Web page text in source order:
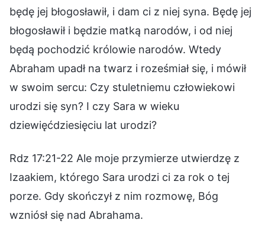
będę jej błogosławił, i dam ci z niej syna. Będę jej
błogosławił i będzie matką narodów, i od niej
będą pochodzić królowie narodów. Wtedy
Abraham upadł na twarz i roześmiał się, i mówił
w swoim sercu: Czy stuletniemu człowiekowi
urodzi się syn? I czy Sara w wieku
dziewięćdziesięciu lat urodzi?
Rdz 17:21-22 Ale moje przymierze utwierdzę z
Izaakiem, którego Sara urodzi ci za rok o tej
porze. Gdy skończył z nim rozmowę, Bóg
wzniósł się nad Abrahama.